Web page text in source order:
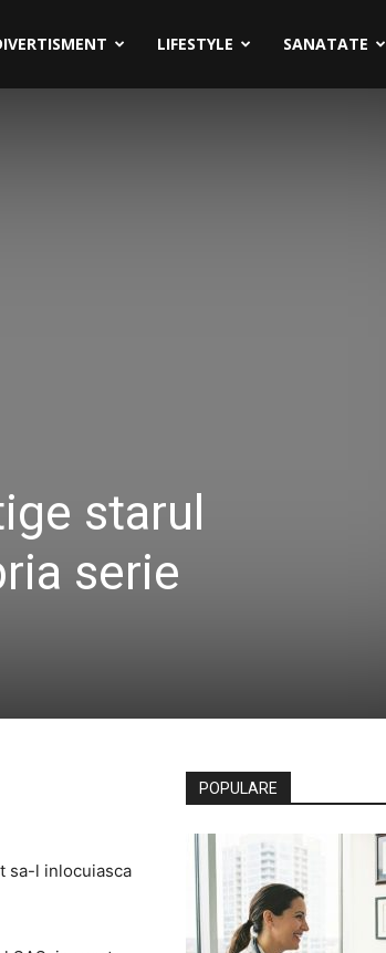
LIFESTYLE SANATATE
starul
serie
sa-l inlocuiasca
POPULARE